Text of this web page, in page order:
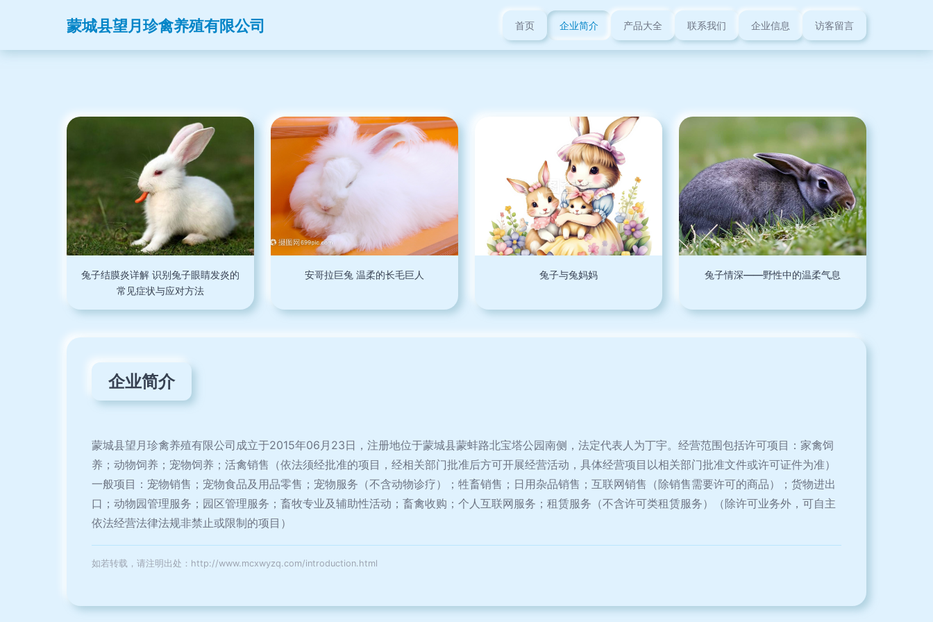
蒙城县望月珍禽养殖有限公司 首页 企业简介 产品大全 联系我们 企业信息 访客留言
兔子结膜炎详解 识别兔子眼睛发炎的
常见症状与应对方法
安哥拉巨兔 温柔的长毛巨人 兔子与兔妈妈 兔子情深——野性中的温柔气息
企业简介
蒙城县望月珍禽养殖有限公司成立于2015年06月23日，注册地位于蒙城县蒙蚌路北宝塔公园南侧，法定代表人为丁宇。经营范围包括许可项目：家禽饲
养；动物饲养；宠物饲养；活禽销售（依法须经批准的项目，经相关部门批准后方可开展经营活动，具体经营项目以相关部门批准文件或许可证件为准）
一般项目：宠物销售；宠物食品及用品零售；宠物服务（不含动物诊疗）；牲畜销售；日用杂品销售；互联网销售（除销售需要许可的商品）；货物进出
口；动物园管理服务；园区管理服务；畜牧专业及辅助性活动；畜禽收购；个人互联网服务；租赁服务（不含许可类租赁服务）（除许可业务外，可自主
依法经营法律法规非禁止或限制的项目）
如若转载，请注明出处：http://www.mcxwyzq.com/introduction.html